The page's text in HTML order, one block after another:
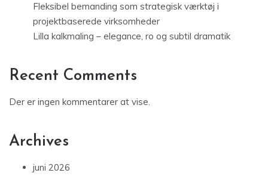
Fleksibel bemanding som strategisk værktøj i
projektbaserede virksomheder
Lilla kalkmaling – elegance, ro og subtil dramatik
Recent Comments
Der er ingen kommentarer at vise.
Archives
juni 2026